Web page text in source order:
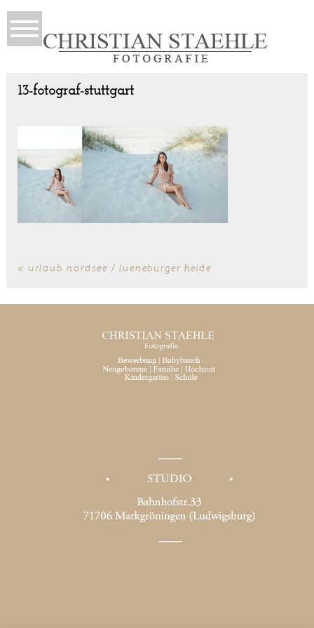
13-fotograf-stuttgart
« urlaub nordsee / lueneburger heide